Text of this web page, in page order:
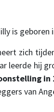
is geboren
zich
leerde hij
in
van